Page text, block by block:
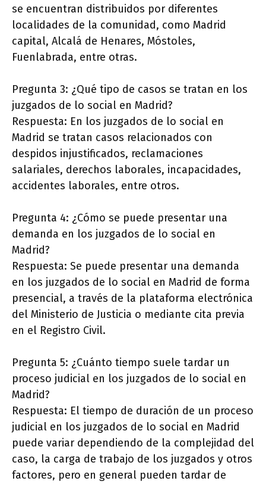
se encuentran distribuidos por diferentes
localidades de la comunidad, como Madrid
capital, Alcalá de Henares, Móstoles,
Fuenlabrada, entre otras.
Pregunta 3: ¿Qué tipo de casos se tratan en los
juzgados de lo social en Madrid?
Respuesta: En los juzgados de lo social en
Madrid se tratan casos relacionados con
despidos injustificados, reclamaciones
salariales, derechos laborales, incapacidades,
accidentes laborales, entre otros.
Pregunta 4: ¿Cómo se puede presentar una
demanda en los juzgados de lo social en
Madrid?
Respuesta: Se puede presentar una demanda
en los juzgados de lo social en Madrid de forma
presencial, a través de la plataforma electrónica
del Ministerio de Justicia o mediante cita previa
en el Registro Civil.
Pregunta 5: ¿Cuánto tiempo suele tardar un
proceso judicial en los juzgados de lo social en
Madrid?
Respuesta: El tiempo de duración de un proceso
judicial en los juzgados de lo social en Madrid
puede variar dependiendo de la complejidad del
caso, la carga de trabajo de los juzgados y otros
factores, pero en general pueden tardar de